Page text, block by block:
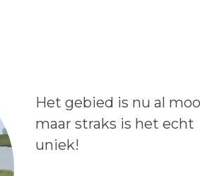
Lees het bericht:
Het gebied is nu al
maar straks is het echt
uniek!